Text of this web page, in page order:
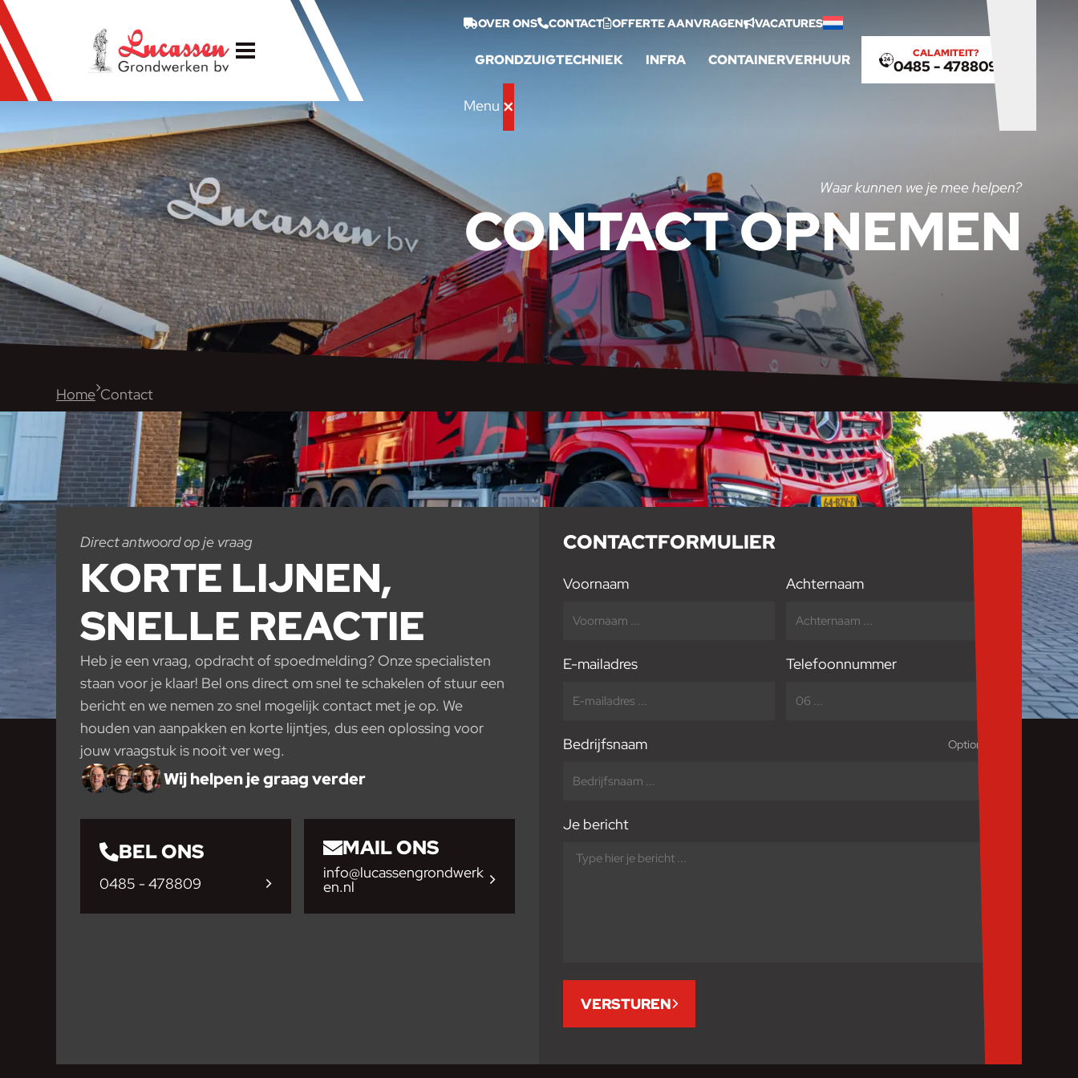
Menu
GRONDZUIGTECHNIEK INFRA CONTAINERVERHUUR CALAMITEIT?
0485 - 478809
OVER ONS CONTACT OFFERTE AANVRAGEN VACATURES
Deutsch
Waar kunnen we je mee helpen?
CONTACTOPNEMEN
Home Contact
Direct antwoord op je vraag
KORTE LIJNEN,
SNELLE REACTIE
Heb je een vraag, opdracht of spoedmelding? Onze specialisten
staan voor je klaar! Bel ons direct om snel te schakelen of stuur een
bericht en we nemen zo snel mogelijk contact met je op. We
houden van aanpakken en korte lijntjes, dus een oplossing voor
jouw vraagstuk is nooit ver weg.
Wij helpen je graag verder
BEL ONS
0485 - 478809
MAIL ONS
info@lucassengrondwerk
en.nl
CONTACTFORMULIER
Voornaam Achternaam
E-mailadres Telefoonnummer
Bedrijfsnaam
Je bericht
VERSTUREN